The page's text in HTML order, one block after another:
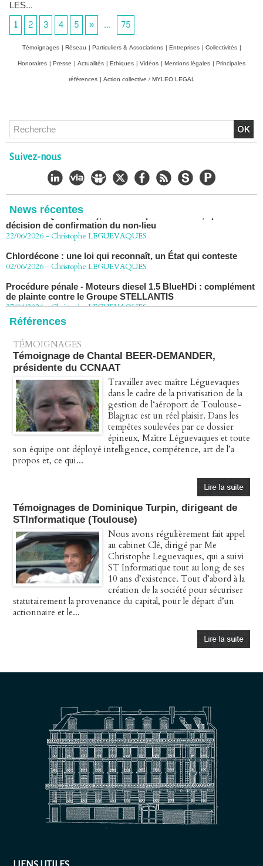
LES...
1
2 3 4 5 » ... 75
Témoignages | Réseau | Particuliers & Associations | Entreprises | Collectivités |
Honoraires | Presse | Actualités | Ethiques | Vidéos | Mentions légales | Principales
références | Action collective / MYLEO.LEGAL
Suivez-nous
News récentes
Chlordécone : un non-lieu confirmé, la bataille se déplace
-Christophe LEGUEVAQUES
CHLORDÉCONE Déclaration de Me Christophe
LÈGUEVAQUES (CLE), avocat de parties civiles, après la
décision de confirmation du non-lieu
22/06/2026 -Christophe LEGUEVAQUES
Chlordécone : une loi qui reconnaît, un État qui conteste
02/06/2026 -Christophe LEGUEVAQUES
de plainte contre le Groupe STELLANTIS
27/04/2026 -Christophe LEGUEVAQUES
Péage autoroute : tout savoir (ou presque) sur l'action
07/04/2026 -Christophe LEGUEVAQUES
Références
TÉMOIGNAGES
Témoignage de Chantal BEER-DEMANDER,
présidente du CCNAAT
Travailler avec maître Léguevaques
dans le cadre de la privatisation de la
gestion de l‘aéroport de Toulouse-
Blagnac est un réel plaisir. Dans les
tempêtes soulevées par ce dossier
épineux, Maître Léguevaques et toute
son équipe ont déployé intelligence, compétence, art de l’a
propos et, ce qui...
Témoignages de Dominique Turpin, dirigeant de
STInformatique (Toulouse)
Nous avons régulièrement fait appel
au cabinet Clé, dirigé par Me
Christophe Leguevaques, qui a suivi
ST Informatique tout au long de ses
10 ans d’existence. Tout d’abord à la
création de la société pour sécuriser
statutairement la provenance du capital, pour le départ d’un
actionnaire et le...